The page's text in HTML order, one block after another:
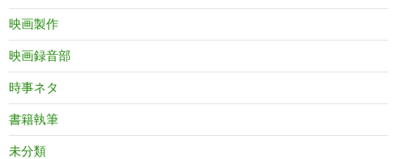
映画製作
映画録音部
時事ネタ
書籍執筆
未分類